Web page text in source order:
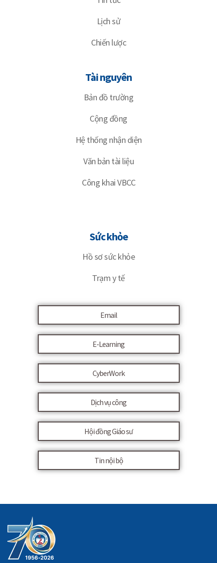
Lịch sử
Chiến lược
Tài nguyên
Bản đồ trường
Cộng đồng
Hệ thống nhận diện
Văn bản tài liệu
Công khai VBCC
Sức khỏe
Hồ sơ sức khỏe
Trạm y tế
Email
E-Learning
CyberWork
Dịch vụ công
Hội đồng Giáo sư
Tin nội bộ